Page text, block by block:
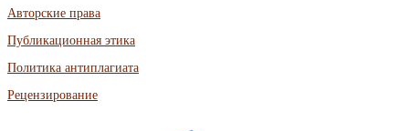
Авторские права
Публикационная этика
Политика антиплагиата
Рецензирование